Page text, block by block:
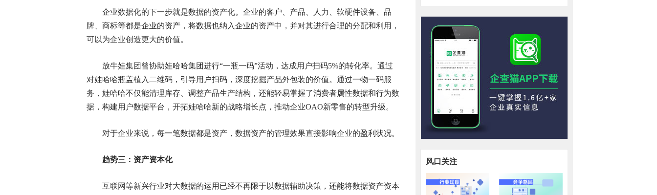
企业数据化的下一步就是数据的资产化。企业的客户、产品、人力、软硬件设备、品
牌、商标等都是企业的资产，将数据也纳入企业的资产中，并对其进行合理的分配和利用，
可以为企业创造更大的价值。
放牛娃集团曾协助娃哈哈集团进行“一瓶一码”活动，达成用户扫码5%的转化率。通过
对娃哈哈瓶盖植入二维码，引导用户扫码，深度挖掘产品外包装的价值。通过一物一码服
务，娃哈哈不仅能清理库存、调整产品生产结构，还能轻易掌握了消费者属性数据和行为数
据，构建用户数据平台，开拓娃哈哈新的战略增长点，推动企业OAO新零售的转型升级。
对于企业来说，每一笔数据都是资产，数据资产的管理效果直接影响企业的盈利状况。
趋势三：资产资本化
互联网等新兴行业对大数据的运用已经不再限于以数据辅助决策，还能将数据资产资本
风口关注